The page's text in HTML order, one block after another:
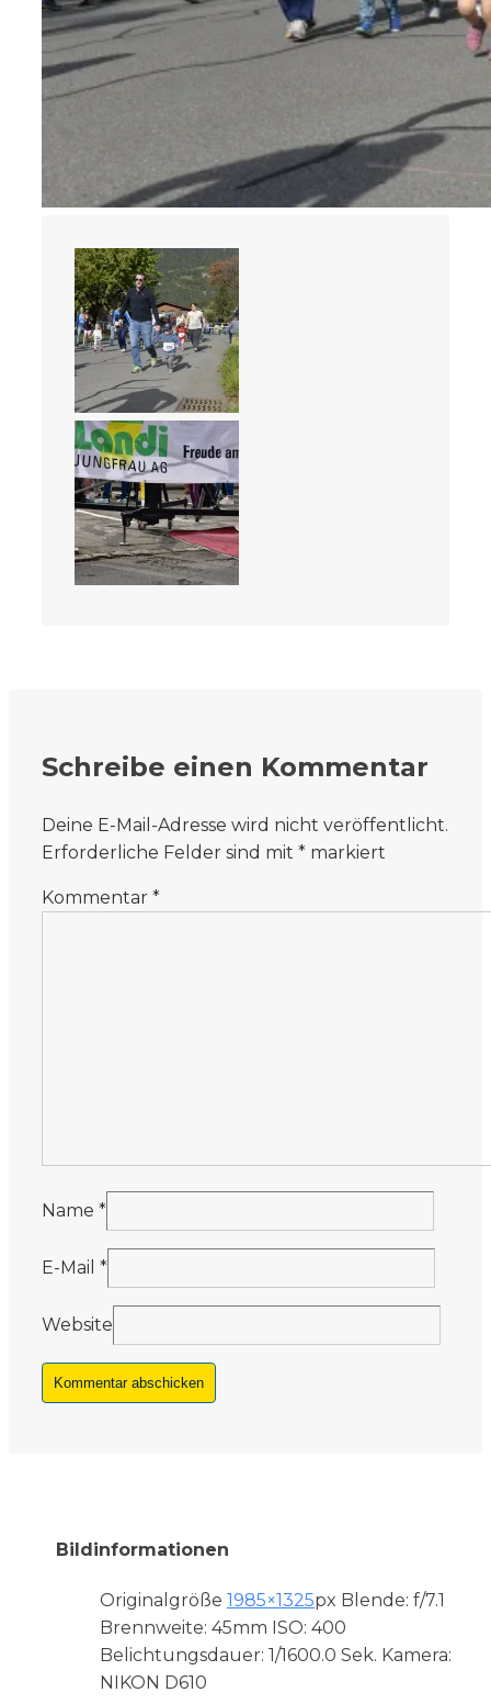
Schreibe einen Kommentar
Deine E-Mail-Adresse wird nicht veröffentlicht.
Erforderliche Felder sind mit * markiert
Kommentar *
Name *
E-Mail *
Website
Bildinformationen
Originalgröße 1985×1325px Blende: f/7.1
Brennweite: 45mm ISO: 400
Belichtungsdauer: 1/1600.0 Sek. Kamera:
NIKON D610